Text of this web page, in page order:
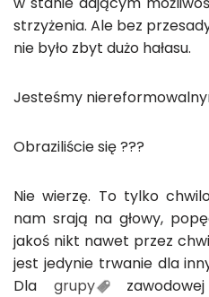
strzyżenia. Ale bez
nie było zbyt dużo hałasu.
Jesteśmy
Obraziliście się ???
Nie wierzę. To tylko
nam srają na głowy,
jakoś nikt nawet przez
jest jedynie trwanie dla
Dla grupy